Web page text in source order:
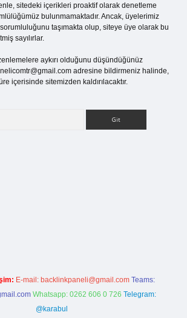
sitedeki içerikleri proaktif olarak denetleme
bulunmamaktadır. Ancak, üyelerimiz
taşımakta olup, siteye üye olarak bu
sayılırlar.
aykırı olduğunu düşündüğünüz
adresine bildirmeniz halinde,
içerisinde sitemizden kaldırılacaktır.
E-mail: backlinkpaneli@gmail.com Teams:
Whatsapp: 0262 606 0 726 Telegram:
@karabul